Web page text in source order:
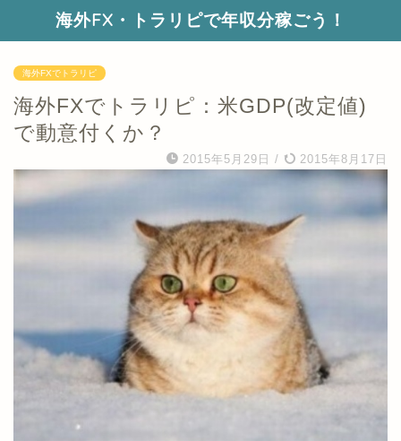
海外FX・トラリピで年収分稼ごう！
海外FXでトラリピ
海外FXでトラリピ：米GDP(改定値)
で動意付くか？
2015年5月29日 / 2015年8月17日